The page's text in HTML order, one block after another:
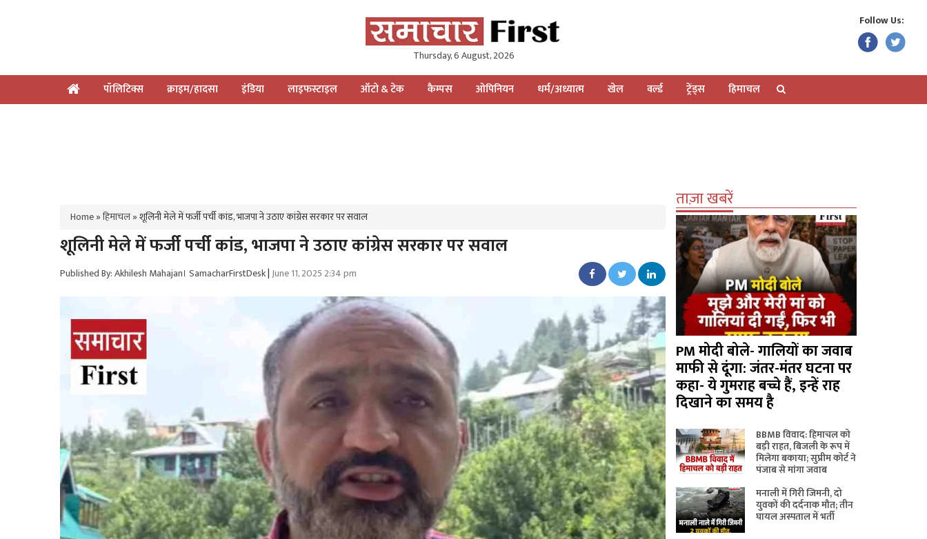
Thursday, 6 August, 2026
Follow Us:
पॉलिटिक्स क्राइम/हादसा इंडिया लाइफस्टाइल ऑटो & टेक कैम्पस ओपिनियन धर्म/अध्यात्म खेल वर्ल्ड ट्रेंड्स हिमाचल
Home»हिमाचल»शूलिनी मेले में फर्जी पर्ची कांड, भाजपा ने उठाए कांग्रेस सरकार पर सवाल
शूलिनी मेले में फर्जी पर्ची कांड, भाजपा ने उठाए कांग्रेस सरकार पर सवाल
Published By: Akhilesh Mahajan। SamacharFirstDesk|June 11, 2025 2:34 pm
ताज़ा खबरें
PM मोदी बोले- गालियों का जवाब
माफी से दूंगा: जंतर-मंतर घटना पर
कहा- ये गुमराह बच्चे हैं, इन्हें राह
दिखाने का समय है
BBMB विवाद: हिमाचल को
बड़ी राहत, बिजली के रूप में
मिलेगा बकाया; सुप्रीम कोर्ट ने
पंजाब से मांगा जवाब
मनाली में गिरी जिमनी, दो
युवकों की दर्दनाक मौत; तीन
घायल अस्पताल में भर्ती